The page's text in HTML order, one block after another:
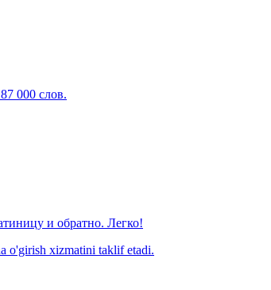
000 слов.
и обратно. Легко!
o'girish xizmatini taklif etadi.